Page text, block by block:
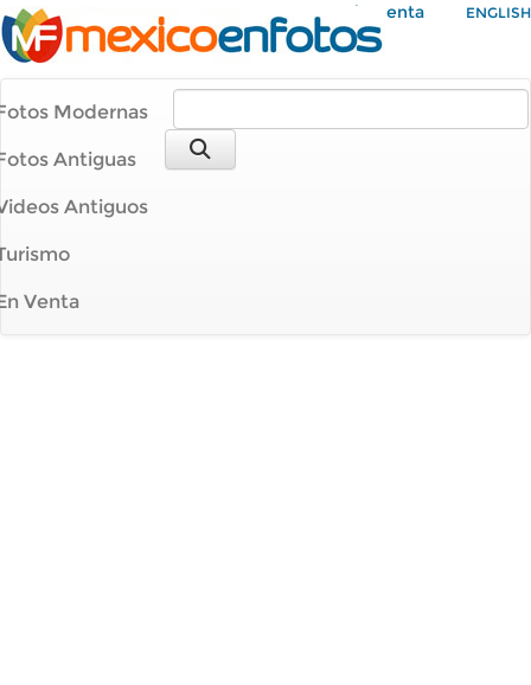
Mi Cuenta ENGLISH
Modernas
Antiguas
Antiguos
Venta